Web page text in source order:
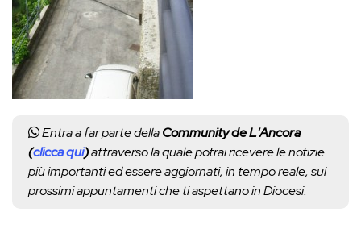
Entra a far parte dellaCommunity de L'Ancora
(clicca qui)attraverso la quale potrai ricevere le notizie
più importanti ed essere aggiornati, in tempo reale, sui
prossimi appuntamenti che ti aspettano in Diocesi.